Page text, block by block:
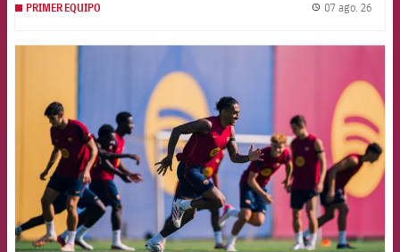
PRIMER EQUIPO 07 ago. 26